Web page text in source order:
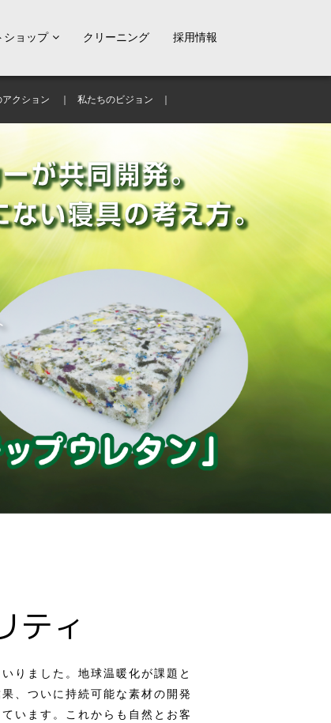
ショップ クリーニング
採用情報
アクション 私たちのビジョン
ティ
りました。地球温暖化が課題と
、ついに持続可能な素材の開発
います。これからも自然とお客